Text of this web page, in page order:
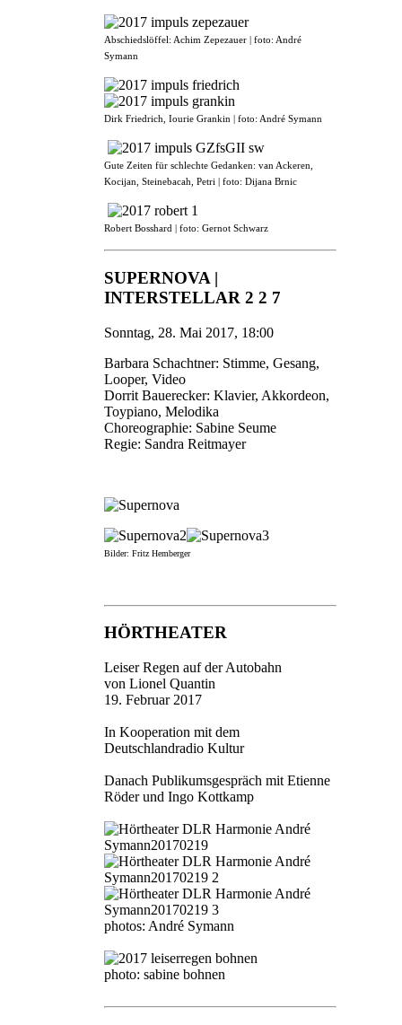
Abschiedslöffel: Achim Zepezauer | foto: André
Symann
Dirk Friedrich, Iourie Grankin | foto: André Symann
Gute Zeiten für schlechte Gedanken: van Ackeren,
Kocijan, Steinebacah, Petri | foto: Dijana Brnic
Robert Bosshard | foto: Gernot Schwarz
SUPERNOVA |
INTERSTELLAR 2 2 7
Sonntag, 28. Mai 2017, 18:00
Barbara Schachtner: Stimme, Gesang,
Looper, Video
Dorrit Bauerecker: Klavier, Akkordeon,
Toypiano, Melodika
Choreographie: Sabine Seume
Regie: Sandra Reitmayer
Bilder: Fritz Hemberger
HÖRTHEATER
Leiser Regen auf der Autobahn
von Lionel Quantin
19. Februar 2017
In Kooperation mit dem
Deutschlandradio Kultur
Danach Publikumsgespräch mit Etienne
Röder und Ingo Kottkamp
photos: André Symann
photo: sabine bohnen